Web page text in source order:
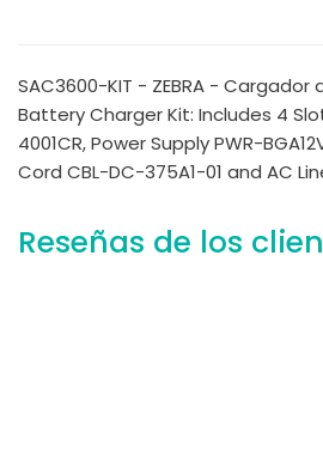
SAC3600-KIT - ZEBRA -
Battery Charger Kit: Includes 4
4001CR, Power Supply PWR-
Cord CBL-DC-375A1-01 and AC
Reseñas de los